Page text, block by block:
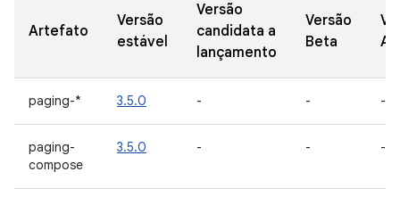
Artefato
Versão
estável
Versão
candidata a
lançamento
Versão
Beta
paging-* 3.5.0 - - -
paging-
compose
3.5.0 - - -